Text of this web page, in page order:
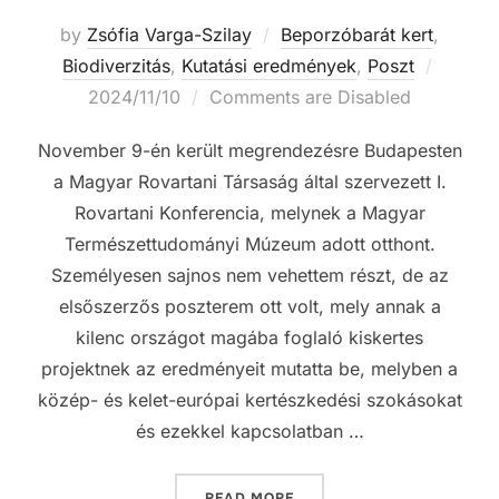
by Zsófia Varga-Szilay Beporzóbarát kert,
Biodiverzitás, Kutatási eredmények, Poszt
2024/11/10 Comments are Disabled
November 9-én került megrendezésre Budapesten
a Magyar Rovartani Társaság által szervezett I.
Rovartani Konferencia, melynek a Magyar
Természettudományi Múzeum adott otthont.
Személyesen sajnos nem vehettem részt, de az
elsőszerzős poszterem ott volt, mely annak a
kilenc országot magába foglaló kiskertes
projektnek az eredményeit mutatta be, melyben a
közép- és kelet-európai kertészkedési szokásokat
és ezekkel kapcsolatban …